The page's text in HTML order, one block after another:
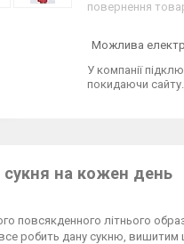
повернення
У компанії
покидаючи сайту.
на кожен день
повсякденного літнього
робить дану сукню,